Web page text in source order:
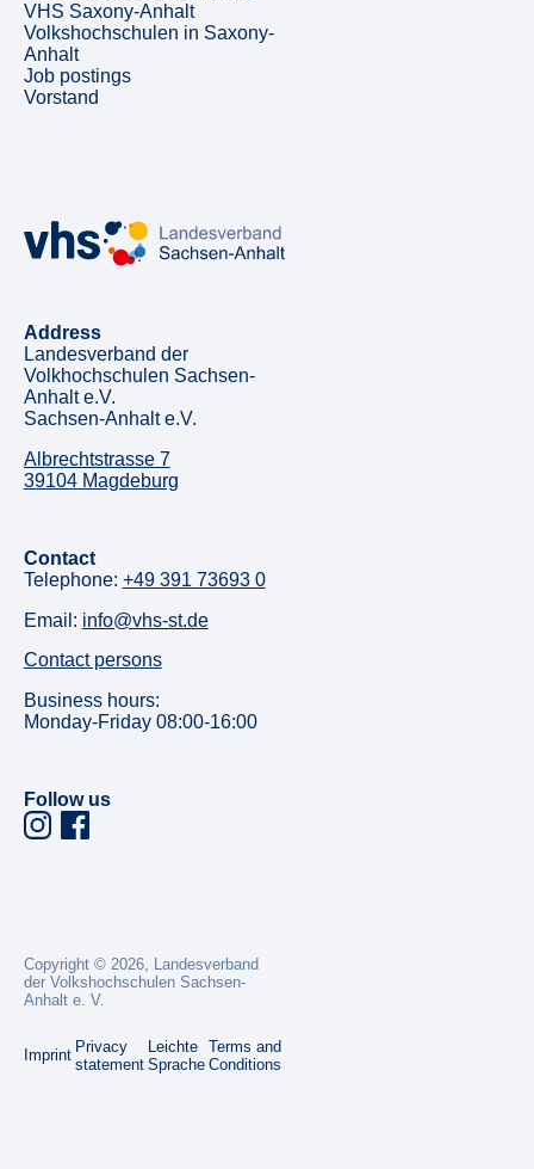
VHS Saxony-Anhalt
Volkshochschulen in Saxony-
Anhalt
Job postings
Vorstand
Address
Landesverband der
Volkhochschulen Sachsen-
Anhalt e.V.
Sachsen-Anhalt e.V.
Albrechtstrasse 7
39104 Magdeburg
Contact
Telephone: +49 391 73693 0
Email: info@vhs-st.de
Contact persons
Business hours:
Monday-Friday 08:00-16:00
Follow us
Copyright © 2026, Landesverband
der Volkshochschulen Sachsen-
Anhalt e. V.
Imprint
Privacy
statement
Leichte
Sprache
Terms and
Conditions